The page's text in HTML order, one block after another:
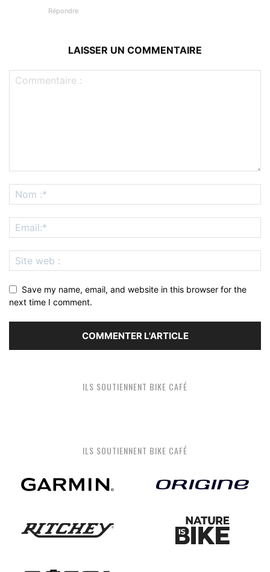
Répondre
LAISSER UN COMMENTAIRE
Save my name, email, and website in this browser for the
next time I comment.